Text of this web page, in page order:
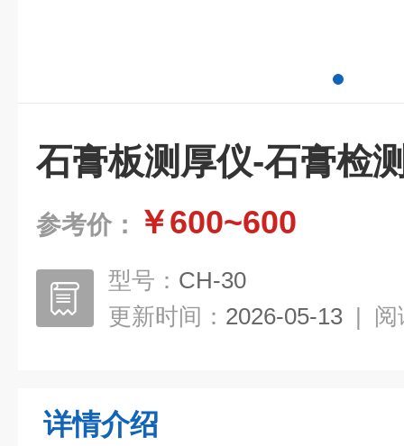
石膏板测厚仪-石膏检
参考价： ￥600~600
型号： CH-30
更新时间： 2026-05-13 | 阅
详情介绍